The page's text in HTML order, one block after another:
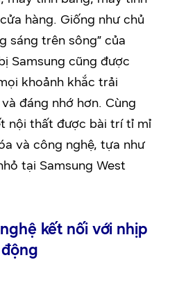
hàng. Giống như chủ
sáng trên sông” của
Samsung cũng được
khoảnh khắc trải
đáng nhớ hơn. Cùng
nội thất được bài trí tỉ mỉ
và công nghệ, tựa như
tại Samsung West
kết nối với nhịp